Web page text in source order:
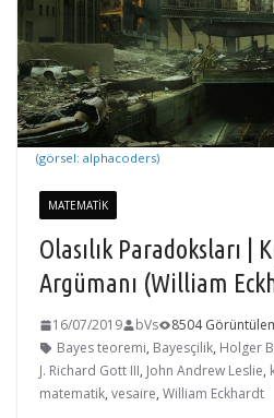
(görsel: alphacoders)
MATEMATIK
Olasılık Paradoksları |
Argümanı (William
16/07/2019 bVs
8504
Bayes teoremi, Bayesçilik, Holger
J. Richard Gott III, John Andrew Leslie,
matematik, vesaire, William Eckhardt